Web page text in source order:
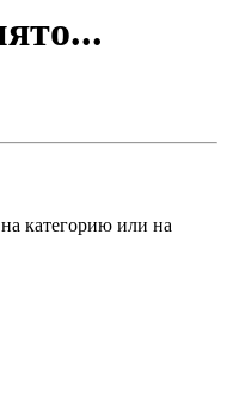
категорию или на